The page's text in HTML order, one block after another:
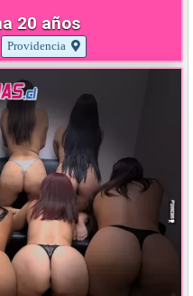
20 años
Providencia